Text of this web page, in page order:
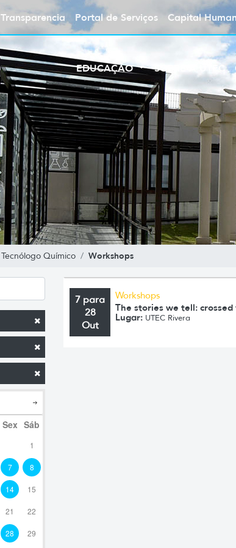
Transparencia Portal de Serviços Capital
EDUCAÇÃO SOBRE A UTEC
Tecnólogo Químico Workshops
Sex Sáb
1
7 8
14 15
21 22
28 29
7 para
28
Out
Workshops
The stories we tell:
Lugar: UTEC Rivera